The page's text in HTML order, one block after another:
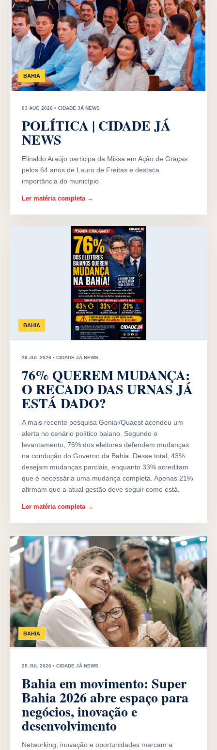
BAHIA
03 AUG 2026 • CIDADE JÁ NEWS
POLÍTICA | CIDADE JÁ
NEWS
Elinaldo Araújo participa da Missa em Ação de Graças
pelos 64 anos de Lauro de Freitas e destaca
importância do município
Ler matéria completa →
BAHIA
29 JUL 2026 • CIDADE JÁ NEWS
76% QUEREM MUDANÇA:
O RECADO DAS URNAS JÁ
ESTÁ DADO?
A mais recente pesquisa Genial/Quaest acendeu um
alerta no cenário político baiano. Segundo o
levantamento, 76% dos eleitores defendem mudanças
na condução do Governo da Bahia. Desse total, 43%
desejam mudanças parciais, enquanto 33% acreditam
que é necessária uma mudança completa. Apenas 21%
afirmam que a atual gestão deve seguir como está.
Ler matéria completa →
BAHIA
29 JUL 2026 • CIDADE JÁ NEWS
Bahia em movimento: Super
Bahia 2026 abre espaço para
negócios, inovação e
desenvolvimento
Networking, inovação e oportunidades marcam a